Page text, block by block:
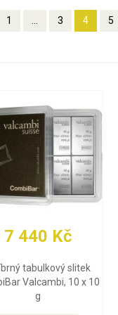
1 ... 3 4 5
713 Kč
mince Britannia
III 2026, 1 oz